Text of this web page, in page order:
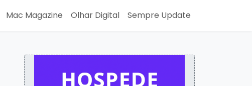
Mac Magazine Olhar Digital Sempre Update